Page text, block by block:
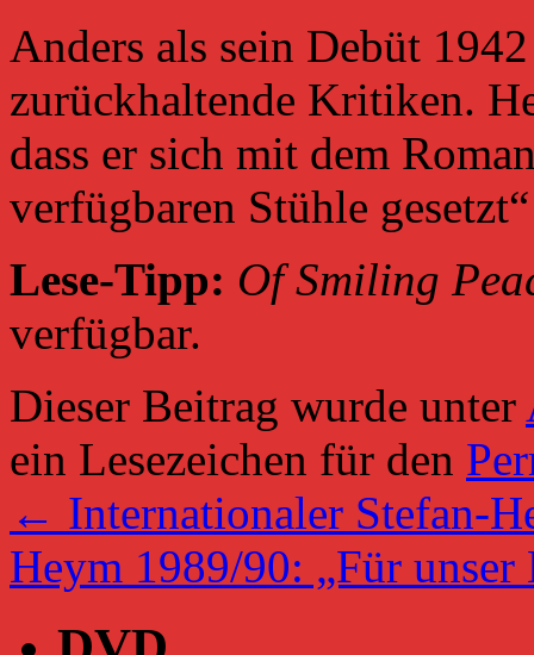
Anders als sein Debüt
zurückhaltende Kritiken.
dass er sich mit dem
verfügbaren Stühle
Lese-Tipp: Of Smiling
verfügbar.
Dieser Beitrag wurde unter
ein Lesezeichen für den
← Internationaler Stefan-
Heym 1989/90: „Für